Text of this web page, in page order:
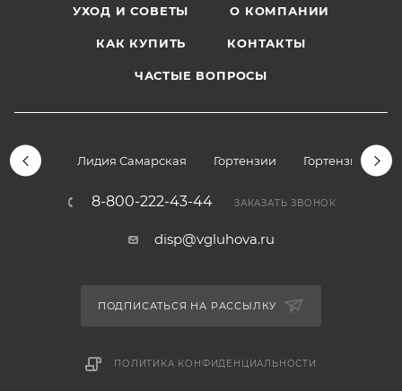
УХОД И СОВЕТЫ О КОМПАНИИ
КАК КУПИТЬ КОНТАКТЫ
ЧАСТЫЕ ВОПРОСЫ
Лидия Самарская Гортензии Гортензии
8-800-222-43-44 ЗАКАЗАТЬ ЗВОНОК
disp@vgluhova.ru
ПОДПИСАТЬСЯ НА РАССЫЛКУ
ПОЛИТИКА КОНФИДЕНЦИАЛЬНОСТИ